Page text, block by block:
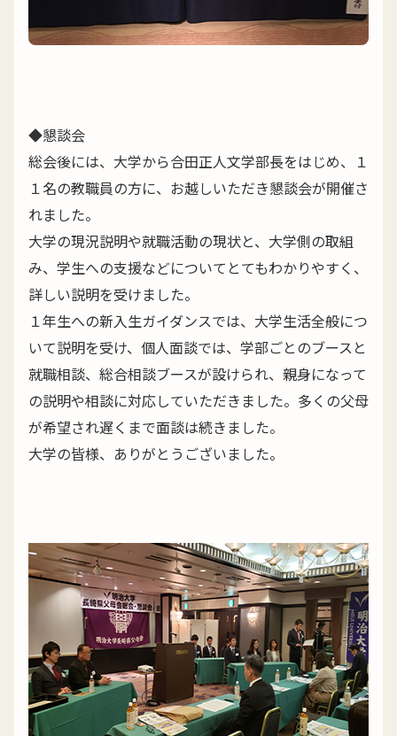
◆懇談会
総会後には、大学から合田正人文学部長をはじめ、１
１名の教職員の方に、お越しいただき懇談会が開催さ
れました。
大学の現況説明や就職活動の現状と、大学側の取組
み、学生への支援などについてとてもわかりやすく、
詳しい説明を受けました。
１年生への新入生ガイダンスでは、大学生活全般につ
いて説明を受け、個人面談では、学部ごとのブースと
就職相談、総合相談ブースが設けられ、親身になって
の説明や相談に対応していただきました。多くの父母
が希望され遅くまで面談は続きました。
大学の皆様、ありがとうございました。